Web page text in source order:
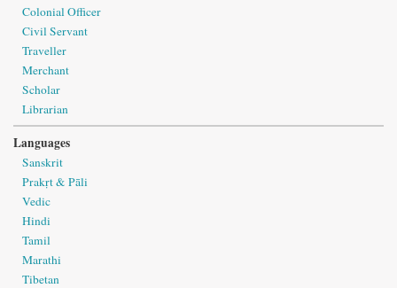
Colonial Officer
Civil Servant
Traveller
Merchant
Scholar
Librarian
Languages
Sanskrit
Prakṛt & Pāli
Vedic
Hindi
Tamil
Marathi
Tibetan